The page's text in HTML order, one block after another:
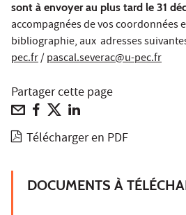
sont à envoyer au plus tard le 31
accompagnées de vos coordonnées
bibliographie, aux adresses
pec.fr/pascal.severac@u-pec.fr
Partager cette page
Télécharger en PDF
DOCUMENTS À